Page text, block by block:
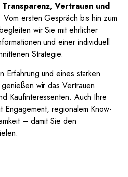
Transparenz, Vertrauen und
. Vom ersten Gespräch bis hin zum
wir Sie mit ehrlicher
und einer individuell
Strategie.
Erfahrung und eines starken
wir das Vertrauen
Kaufinteressenten. Auch Ihre
Engagement, regionalem Know-
– damit Sie den